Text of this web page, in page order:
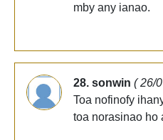
mby any ianao.
28. sonwin ( 26/
Toa nofinofy
toa norasinao ho